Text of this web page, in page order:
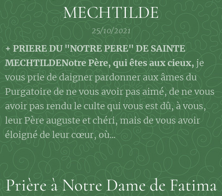
MECHTILDE
25/10/2021
+ PRIERE DU "NOTRE PERE" DE SAINTE
MECHTILDENotre Père, qui êtes aux cieux, je
vous prie de daigner pardonner aux âmes du
Purgatoire de ne vous avoir pas aimé, de ne vous
avoir pas rendu le culte qui vous est dû, à vous,
leur Père auguste et chéri, mais de vous avoir
éloigné de leur cœur, où...
Prière à Notre Dame de Fatima